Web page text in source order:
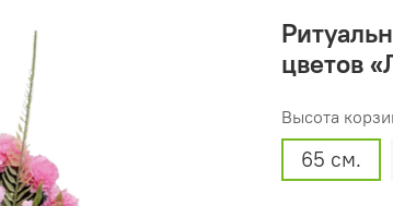
цветов
Высота
65 см.